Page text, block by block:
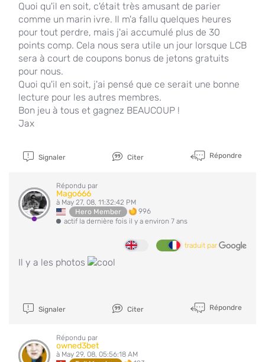
Quoi qu'il en soit, c'était très amusant de parier
comme un marin ivre. Il m'a fallu quelques heures
pour tout perdre, mais j'ai accumulé plus de 30
points comp. Cela nous sera utile un jour lorsque LCB
sera à court de coupons bonus de jetons gratuits
pour nous.
Quoi qu'il en soit, j'ai pensé que ce serait une bonne
lecture pour les autres membres.
Bon jeu à tous et gagnez BEAUCOUP !
Jax
Signaler Citer Répondre
Répondu par
Mago666
à May 27, 08, 11:32:42 PM
Hero Member
996
actif la dernière fois il y a environ 7 ans
traduit par
Il y a les photos
Signaler Citer Répondre
Répondu par
owned3bet
à May 29, 08, 05:56:18 AM